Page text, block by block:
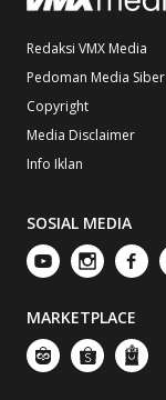
Redaksi VMX Media
Pedoman Media Siber
Copyright
Media Disclaimer
Info Iklan
SOSIAL MEDIA
MARKETPLACE